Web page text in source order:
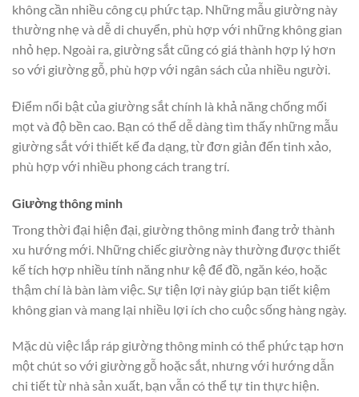
không cần nhiều công cụ phức tạp. Những mẫu giường này
thường nhẹ và dễ di chuyển, phù hợp với những không gian
nhỏ hẹp. Ngoài ra, giường sắt cũng có giá thành hợp lý hơn
so với giường gỗ, phù hợp với ngân sách của nhiều người.
Điểm nổi bật của giường sắt chính là khả năng chống mối
mọt và độ bền cao. Bạn có thể dễ dàng tìm thấy những mẫu
giường sắt với thiết kế đa dạng, từ đơn giản đến tinh xảo,
phù hợp với nhiều phong cách trang trí.
Giường thông minh
Trong thời đại hiện đại, giường thông minh đang trở thành
xu hướng mới. Những chiếc giường này thường được thiết
kế tích hợp nhiều tính năng như kệ để đồ, ngăn kéo, hoặc
thậm chí là bàn làm việc. Sự tiện lợi này giúp bạn tiết kiệm
không gian và mang lại nhiều lợi ích cho cuộc sống hàng ngày.
Mặc dù việc lắp ráp giường thông minh có thể phức tạp hơn
một chút so với giường gỗ hoặc sắt, nhưng với hướng dẫn
chi tiết từ nhà sản xuất, bạn vẫn có thể tự tin thực hiện.